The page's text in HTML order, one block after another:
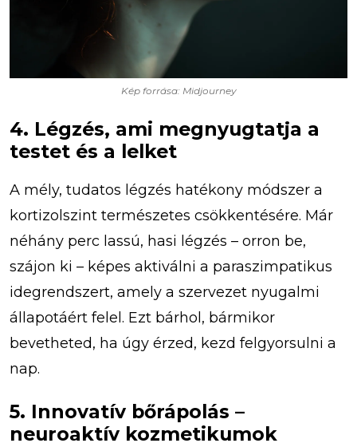
Kép forrása: Midjourney
4. Légzés, ami megnyugtatja a
testet és a lelket
A mély, tudatos légzés hatékony módszer a
kortizolszint természetes csökkentésére. Már
néhány perc lassú, hasi légzés – orron be,
szájon ki – képes aktiválni a paraszimpatikus
idegrendszert, amely a szervezet nyugalmi
állapotáért felel. Ezt bárhol, bármikor
bevetheted, ha úgy érzed, kezd felgyorsulni a
nap.
5. Innovatív bőrápolás –
neuroaktív kozmetikumok